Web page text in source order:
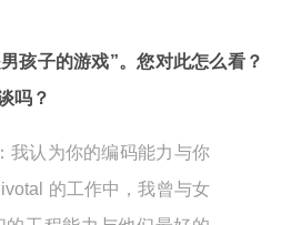
孩子的游戏”。您对此怎么看？
吗？
：我认为你的编码能力与你
的工作中，我曾与女